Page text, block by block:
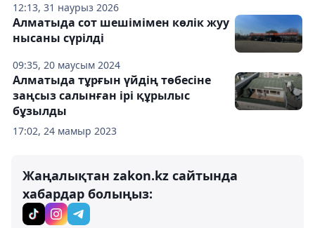
12:13, 31 наурыз 2026
09:35, 20 маусым 2024
Алматыда сот шешімімен көлік жуу
нысаны сүрілді
17:02, 24 мамыр 2023
Алматыда тұрғын үйдің төбесіне
заңсыз салынған ірі құрылыс
бұзылды
Жаңалықтан zakon.kz сайтында
хабардар болыңыз: